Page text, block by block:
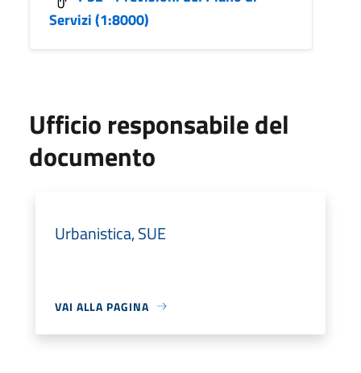
Servizi (1:8000)
Ufficio responsabile del
documento
Urbanistica, SUE
VAI ALLA PAGINA